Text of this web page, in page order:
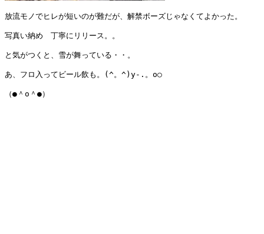
放流モノでヒレが短いのが難だが、解禁ボーズじゃなくてよかった。
写真い納め　丁寧にリリース。。
と気がつくと、雪が舞っている・・。
あ、フロ入ってビール飲も。(^。^)y-.。o○
（●＾o＾●）